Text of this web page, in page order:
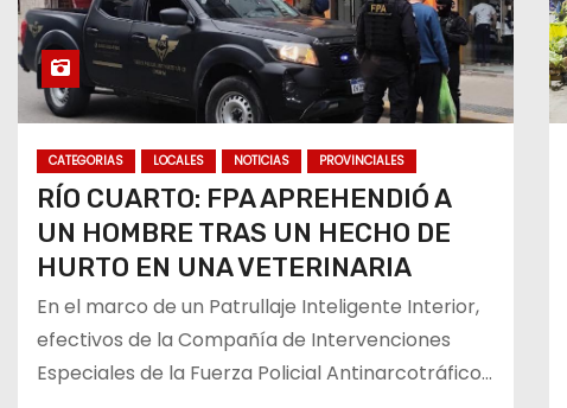
CATEGORIAS LOCALES NOTICIAS PROVINCIALES
RÍO CUARTO: FPA APREHENDIÓ A
UN HOMBRE TRAS UN HECHO DE
HURTO EN UNA VETERINARIA
En el marco de un Patrullaje Inteligente Interior,
efectivos de la Compañía de Intervenciones
Especiales de la Fuerza Policial Antinarcotráfico…